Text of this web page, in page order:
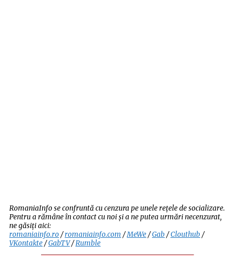
RomaniaInfo se confruntă cu cenzura pe unele rețele de socializare.
Pentru a rămâne în contact cu noi și a ne putea urmări necenzurat,
ne găsiți aici:
romaniainfo.ro/romaniainfo.com /MeWe/Gab /Clouthub /
VKontakte/GabTV/Rumble